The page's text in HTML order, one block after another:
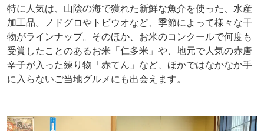
特に人気は、山陰の海で獲れた新鮮な魚介を使った、水産
加工品。ノドグロやトビウオなど、季節によって様々な干
物がラインナップ。そのほか、お米のコンクールで何度も
受賞したことのあるお米「仁多米」や、地元で人気の赤唐
辛子が入った練り物「赤てん」など、ほかではなかなか手
に入らないご当地グルメにも出会えます。